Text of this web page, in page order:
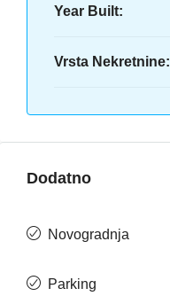
Year Built:
Vrsta Nekretnine:
Dodatno
Novogradnja
Parking